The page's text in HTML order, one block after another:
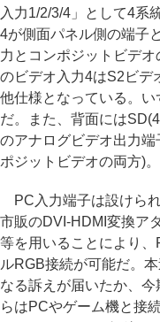
入力1/2/3/4」として4系
4が側面パネル側の端子
力とコンポジットビデ
のビデオ入力4はS2ビデ
他仕様となっている。
だ。また、背面には
のアナログビデオ出力
ポジットビデオの両方)。
PC入力端子は設けられ
市販のDVI-HDMI変換ア
等を用いることにより、
ルRGB接続が可能だ。
なる訴えが届いたか、
らはPCやゲーム機と接